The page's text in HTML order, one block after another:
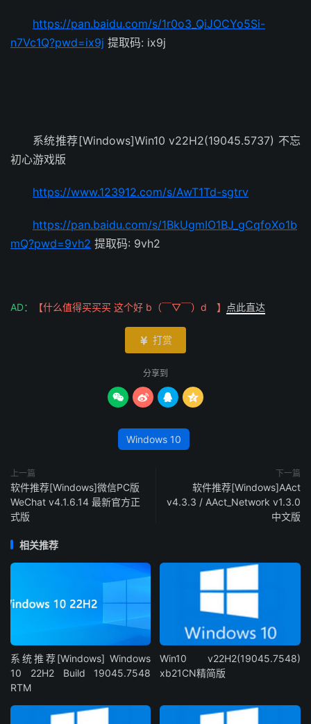
https://pan.baidu.com/s/1r0o3_QiJOCYo5Si-
n7Vc1Q?pwd=ix9j 提取码: ix9j
系统推荐[Windows]Win10 v22H2(19045.5737) 不忘
初心游戏版
https://www.123912.com/s/AwT1Td-sgtrv
https://pan.baidu.com/s/1BkUgmIO1BJ_gCqfoXo1b
mQ?pwd=9vh2 提取码: 9vh2
AD： 【什么值得买买买 这个好 b（￣▽￣）d 】 点此直达
 打赏
分享到
   
Windows 10
上一篇
软件推荐[Windows]微信PC版
WeChat v4.1.6.14 最新官方正
式版
下一篇
软件推荐[Windows]AAct
v4.3.3 / AAct_Network v1.3.0
中文版
相关推荐
系统推荐[Windows] Windows
10 22H2 Build 19045.7548
RTM
Win10 v22H2(19045.7548)
xb21CN精简版